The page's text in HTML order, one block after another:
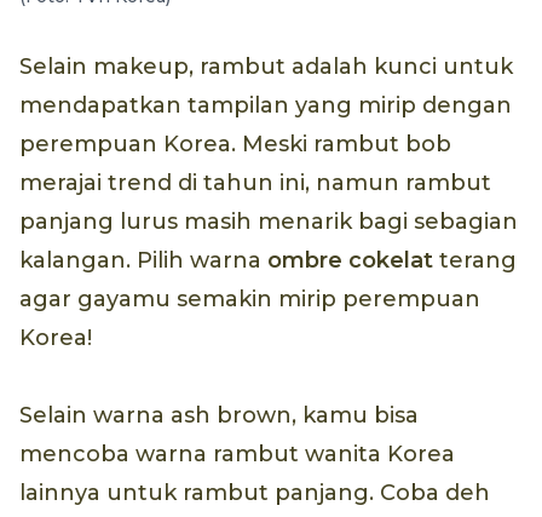
Selain makeup, rambut adalah kunci untuk
mendapatkan tampilan yang mirip dengan
perempuan Korea. Meski rambut bob
merajai trend di tahun ini, namun rambut
panjang lurus masih menarik bagi sebagian
kalangan. Pilih warna ombre cokelat terang
agar gayamu semakin mirip perempuan
Korea!
Selain warna ash brown, kamu bisa
mencoba warna rambut wanita Korea
lainnya untuk rambut panjang. Coba deh